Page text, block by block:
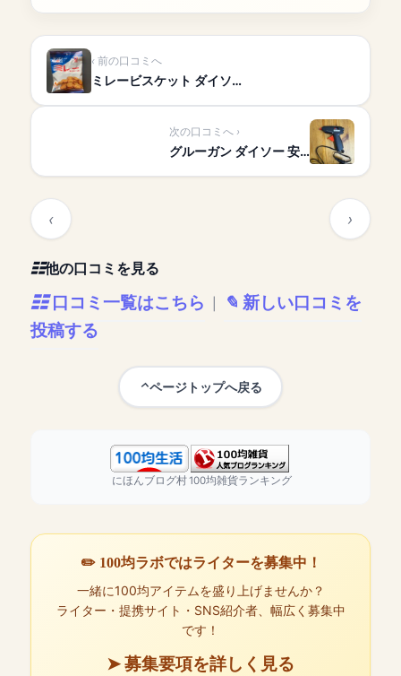
前の口コミへ
ミレービスケット ダイソ…
次の口コミへ
グルーガン ダイソー 安…
他の口コミを見る
口コミ一覧はこちら
新しい口コミを
投稿する
ページトップへ戻る
にほんブログ村100均雑貨ランキング
✏️ 100均ラボではライターを募集中！
一緒に100均アイテムを盛り上げませんか？
ライター・提携サイト・SNS紹介者、幅広く募集中
です！
➤ 募集要項を詳しく見る